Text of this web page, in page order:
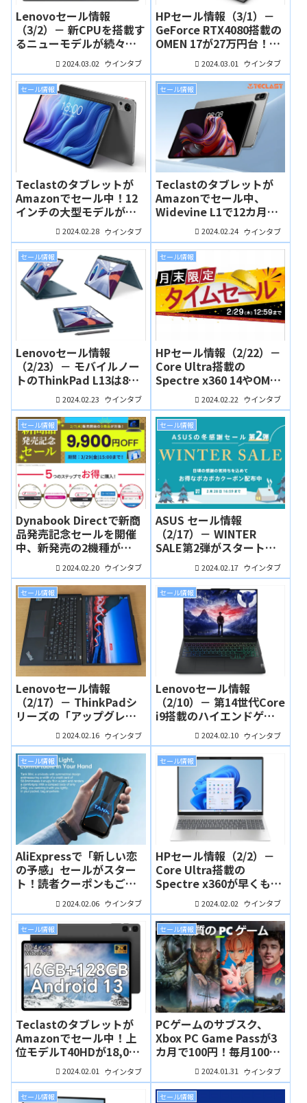
Lenovoセール情報
（3/2）－ 新CPUを搭載す
るニューモデルが続々！
人気のYoga 7i/Yoga 7も
新しくなりました！
2024.03.02 ウインタブ
HPセール情報（3/1）－
GeForce RTX4080搭載の
OMEN 17が27万円台！新
生活応援フェアもスター
トしました2024.03.01 ウインタブ
セール情報
Teclastのタブレットが
Amazonでセール中！12
インチの大型モデルが
27,818円、Android 14搭
載のエントリーモデルは
12,664円！
2024.02.28 ウインタブ
セール情報
Teclastのタブレットが
Amazonでセール中、
Widevine L1で12カ月保
証もついて13,900円！
2024.02.24 ウインタブ
セール情報
Lenovoセール情報
（2/23）－ モバイルノー
トのThinkPad L13は8万
円台から買えます！有機
ELディスプレイ搭載の2
in 1 PC、Yoga 7 Gen 8も
11万円台から！
2024.02.23 ウインタブ
セール情報
HPセール情報（2/22）－
Core Ultra搭載の
Spectre x360 14やOMEN
Transcend 14が早くもお
買い得に！2024.02.22 ウインタブ
セール情報
Dynabook Directで新商
品発売記念セールを開催
中、新発売の2機種が
9,900円オフ！
2024.02.20 ウインタブ
セール情報
ASUS セール情報
（2/17）－ WINTER
SALE第2弾がスタート！
狙い目は有機ELディスプ
レイ搭載ノート、高品質
なZenbookシリーズも格
安！
2024.02.17 ウインタブ
セール情報
Lenovoセール情報
（2/17）－ ThinkPadシ
リーズの「アップグレー
ドキャンペーン」を活用
しよう！X13 Gen 4 AMD
はがっつりカスタマイズ
しても16万円台！
2024.02.16 ウインタブ
セール情報
Lenovoセール情報
（2/10）－ 第14世代Core
i9搭載のハイエンドゲー
ミングノート、Legion
Pro 7iがカスタマイズに対
応！
2024.02.10 ウインタブ
セール情報
AliExpressで「新しい恋
の予感」セールがスター
ト！読者クーポンもご用
意。今回はコンパクト・
タフネススマホのセール
品をご紹介
2024.02.06 ウインタブ
セール情報
HPセール情報（2/2）－
Core Ultra搭載の
Spectre x360が早くもセ
ール価格に！GeForce搭
載のPavilion Plus 16は読
者クーポンでさらにお買
い得に！
2024.02.02 ウインタブ
セール情報
Teclastのタブレットが
Amazonでセール中！上
位モデルT40HDが18,000
円、Android 14搭載の
P85Tは１万円切りで購入
できます
2024.02.01 ウインタブ
セール情報
PCゲームのサブスク、
Xbox PC Game Passが3
カ月で100円！毎月100円
じゃなくて、3カ月合計で
100円です。お試しを！
2024.01.31 ウインタブ
セール情報 セール情報